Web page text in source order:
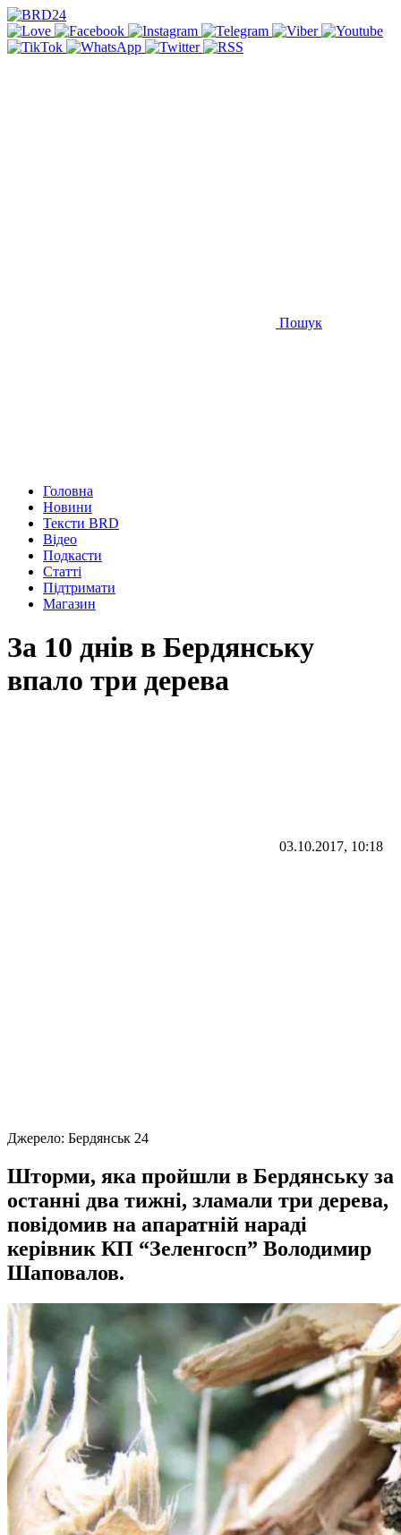
Пошук
Головна
Новини
Тексти BRD
Відео
Подкасти
Статті
Підтримати
Магазин
За 10 днів в Бердянську
впало три дерева
03.10.2017, 10:18
Джерело: Бердянськ 24
Шторми, яка пройшли в Бердянську за
останні два тижні, зламали три дерева,
повідомив на апаратній нараді
керівник КП “Зеленгосп” Володимир
Шаповалов.